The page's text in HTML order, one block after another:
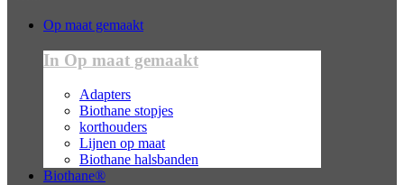
Op maat gemaakt
In Op maat gemaakt
Adapters
Biothane stopjes
korthouders
Lijnen op maat
Biothane halsbanden
Biothane®